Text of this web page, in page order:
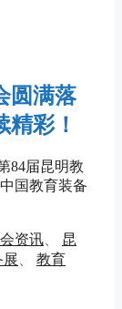
圆满落
彩！
84届昆明教
国教育装备
资讯
昆
展
教育